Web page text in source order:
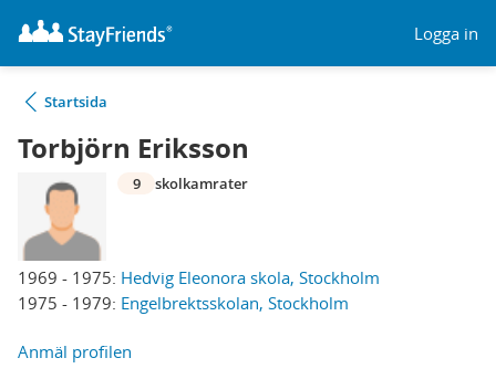
Logga in
Startsida
Torbjörn Eriksson
1969 - 1975: Hedvig Eleonora skola, Stockholm
1975 - 1979: Engelbrektsskolan, Stockholm
9 skolkamrater
Anmäl profilen